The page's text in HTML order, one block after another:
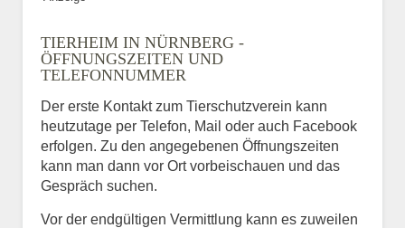
TIERHEIM IN NÜRNBERG -
ÖFFNUNGSZEITEN UND
TELEFONNUMMER
Der erste Kontakt zum Tierschutzverein kann
heutzutage per Telefon, Mail oder auch Facebook
erfolgen. Zu den angegebenen Öffnungszeiten
kann man dann vor Ort vorbeischauen und das
Gespräch suchen.
Vor der endgültigen Vermittlung kann es zuweilen